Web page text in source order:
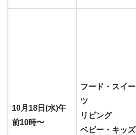
10月18日(水)午
前10時〜
フード・スイー
ツ
リビング
ベビー・キッズ